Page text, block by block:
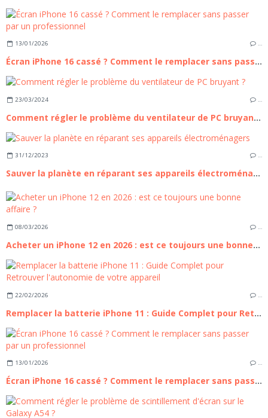
13/01/2026 …
Écran iPhone 16 cassé ? Comment le remplacer sans passer par un professionnel
23/03/2024 …
Comment régler le problème du ventilateur de PC bruyant ?
31/12/2023 …
Sauver la planète en réparant ses appareils électroménagers
08/03/2026 …
Acheter un iPhone 12 en 2026 : est ce toujours une bonne affaire ?
22/02/2026 …
Remplacer la batterie iPhone 11 : Guide Complet pour Retrouver l'autonomie de votre appareil
13/01/2026 …
Écran iPhone 16 cassé ? Comment le remplacer sans passer par un professionnel